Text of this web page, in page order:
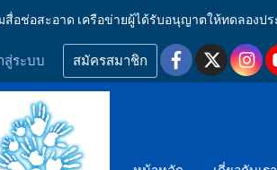
สื่อช่อสะอาด เครือข่ายผู้ได้รับอนุญาตให้ทดลองป
สู่ระบบ สมัครสมาชิก